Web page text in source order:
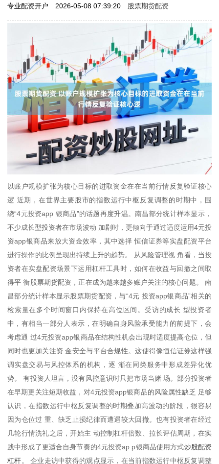
专业配资开户 2026-05-08 07:39:20 股票期货配资
以账户规模扩张为核心目标的进取资金在在当前行情反复验证核心
逻 近期，在世界主要股市的指数运行中枢反复调整的时期中，围
绕“4元投资app 银商品”的话题再度升温。南昌部分统计样本显示，
不少成长型投资者在市场波动 加剧时，更倾向于通过适度运用4元投
资app银商品来放大资金效率，其中选择 恒信证券等实盘配资平台
进行操作的比例呈现出持续上升的趋势。 从风险管理视 角看，当投
资者在实盘配资场景下运用杠杆工具时，如何在收益与回撤之间取
得平 衡股票期货配资，正在成为越来越多账户关注的核心问题。 南
昌部分统计样本显示股票期货配资，与“4元 投资app银商品”相关的
检索量在多个时间窗口内保持在高位区间。受访的成长 型投资者
中，有相当一部分人表示，在明确自身风险承受能力的前提下，会
考虑通 过4元投资app银商品在结构性机会出现时适度提高仓位，但
同时也更加关注资 金安全与平台合规性。这使得像恒信证券这样强
调实盘交易与风控体系的机构，逐 渐在同类服务中形成差异化优
势。 有投资人坦言，没有风控意识时只把市场当赌 场。部分投资者
在早期更关注短期收益，对4元投资app银商品的风险属性缺乏 足够
认识，在指数运行中枢反复调整的时期叠加高波动的阶段，很容易
因为仓位过 重、缺乏止损纪律而遭遇较大回撤。也有投资者在经过
几轮行情洗礼之后，开始主 动控制杠杆倍数、拉长评估周期，在实
践中形成了更适合自身节奏的4元投资ap p银商品使用方式炒股配资
杠杆。 企业走访中获得的观点显示，在当前指数运行中枢反复调整